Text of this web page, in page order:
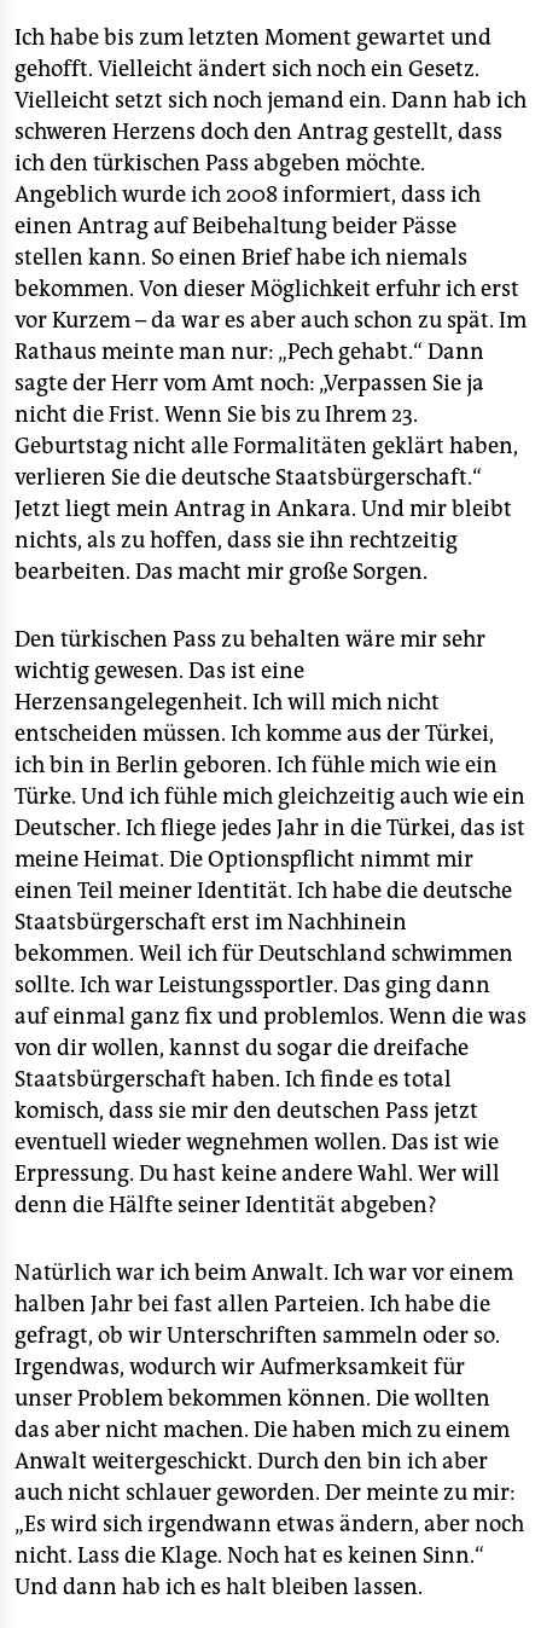
Ich habe bis zum letzten Moment gewartet und
gehofft. Vielleicht ändert sich noch ein Gesetz.
Vielleicht setzt sich noch jemand ein. Dann hab ich
schweren Herzens doch den Antrag gestellt, dass
ich den türkischen Pass abgeben möchte.
Angeblich wurde ich 2008 informiert, dass ich
einen Antrag auf Beibehaltung beider Pässe
stellen kann. So einen Brief habe ich niemals
bekommen. Von dieser Möglichkeit erfuhr ich erst
vor Kurzem – da war es aber auch schon zu spät. Im
Rathaus meinte man nur: „Pech gehabt.“ Dann
sagte der Herr vom Amt noch: „Verpassen Sie ja
nicht die Frist. Wenn Sie bis zu Ihrem 23.
Geburtstag nicht alle Formalitäten geklärt haben,
verlieren Sie die deutsche Staatsbürgerschaft.“
Jetzt liegt mein Antrag in Ankara. Und mir bleibt
nichts, als zu hoffen, dass sie ihn rechtzeitig
bearbeiten. Das macht mir große Sorgen.
Den türkischen Pass zu behalten wäre mir sehr
wichtig gewesen. Das ist eine
Herzensangelegenheit. Ich will mich nicht
entscheiden müssen. Ich komme aus der Türkei,
ich bin in Berlin geboren. Ich fühle mich wie ein
Türke. Und ich fühle mich gleichzeitig auch wie ein
Deutscher. Ich fliege jedes Jahr in die Türkei, das ist
meine Heimat. Die Optionspflicht nimmt mir
einen Teil meiner Identität. Ich habe die deutsche
Staatsbürgerschaft erst im Nachhinein
bekommen. Weil ich für Deutschland schwimmen
sollte. Ich war Leistungssportler. Das ging dann
auf einmal ganz fix und problemlos. Wenn die was
von dir wollen, kannst du sogar die dreifache
Staatsbürgerschaft haben. Ich finde es total
komisch, dass sie mir den deutschen Pass jetzt
eventuell wieder wegnehmen wollen. Das ist wie
Erpressung. Du hast keine andere Wahl. Wer will
denn die Hälfte seiner Identität abgeben?
Natürlich war ich beim Anwalt. Ich war vor einem
halben Jahr bei fast allen Parteien. Ich habe die
gefragt, ob wir Unterschriften sammeln oder so.
Irgendwas, wodurch wir Aufmerksamkeit für
unser Problem bekommen können. Die wollten
das aber nicht machen. Die haben mich zu einem
Anwalt weitergeschickt. Durch den bin ich aber
auch nicht schlauer geworden. Der meinte zu mir:
„Es wird sich irgendwann etwas ändern, aber noch
nicht. Lass die Klage. Noch hat es keinen Sinn.“
Und dann hab ich es halt bleiben lassen.